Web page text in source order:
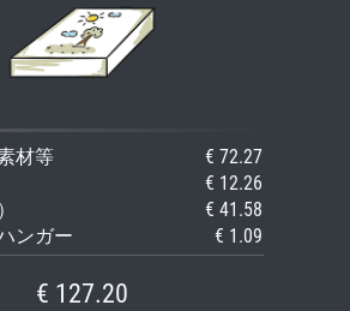
材等
€ 72.27
€ 12.26
€ 41.58
ンガー
€ 1.09
€ 127.20